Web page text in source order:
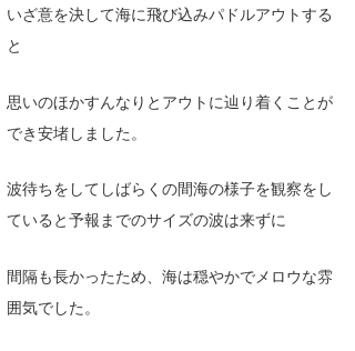
いざ意を決して海に飛び込みパドルアウトする
と
思いのほかすんなりとアウトに辿り着くことが
でき安堵しました。
波待ちをしてしばらくの間海の様子を観察をし
ていると予報までのサイズの波は来ずに
間隔も長かったため、海は穏やかでメロウな雰
囲気でした。